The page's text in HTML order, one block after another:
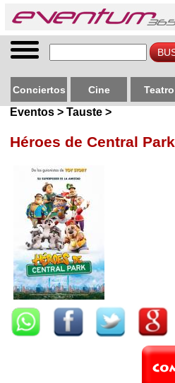
Conciertos Cine Teatro
Eventos > Tauste >
Héroes de Central Park